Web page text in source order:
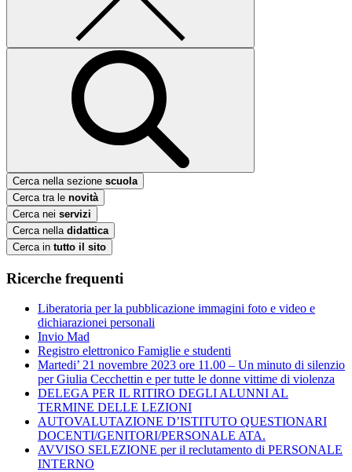
Cerca nella sezione scuola
Cerca tra le novità
Cerca nei servizi
Cerca nella didattica
Cerca in tutto il sito
Ricerche frequenti
Liberatoria per la pubblicazione immagini foto e video e
dichiarazionei personali
Invio Mad
Registro elettronico Famiglie e studenti
Martedi’ 21 novembre 2023 ore 11.00 – Un minuto di silenzio
per Giulia Cecchettin e per tutte le donne vittime di violenza
DELEGA PER IL RITIRO DEGLI ALUNNI AL
TERMINE DELLE LEZIONI
AUTOVALUTAZIONE D’ISTITUTO QUESTIONARI
DOCENTI/GENITORI/PERSONALE ATA.
AVVISO SELEZIONE per il reclutamento di PERSONALE
INTERNO